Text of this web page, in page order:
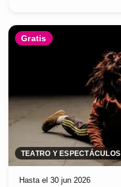
Gratis
TEATRO Y ESPECTÁCULOS
Hasta el 30 jun 2026